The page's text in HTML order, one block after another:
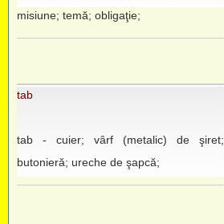
misiune; temă; obligaţie;
tab
tab - cuier; vârf (metalic) de şiret;
butonieră; ureche de şapcă;